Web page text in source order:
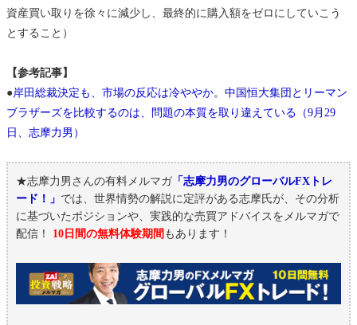
資産買い取りを徐々に減少し、最終的に購入額をゼロにしていこう
とすること）
【参考記事】
●岸田総裁決定も、市場の反応は冷ややか。中国恒大集団とリーマン
ブラザーズを比較するのは、問題の本質を取り違えている（9月29
日、志摩力男）
★志摩力男さんの有料メルマガ「志摩力男のグローバルFXトレ
ード！」 では、世界情勢の解説に定評がある志摩氏が、その分析
に基づいたポジションや、実践的な売買アドバイスをメルマガで
配信！
10日間の無料体験期間 もあります！